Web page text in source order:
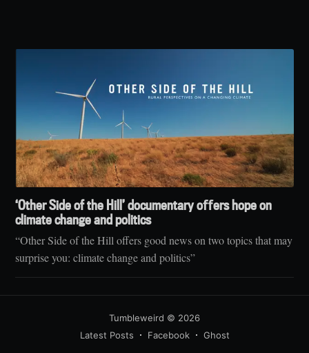
‘Other Side of the Hill’ documentary oﬀers hope on
climate change and politics
“Other Side of the Hill offers good news on two topics that may
surprise you: climate change and politics”
Tumbleweird © 2026
Latest Posts
Facebook Ghost